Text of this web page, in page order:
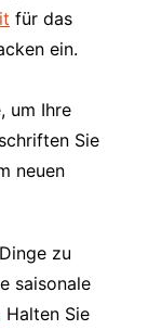
für das
ein.
um Ihre
Sie
neuen
zu
saisonale
Halten Sie